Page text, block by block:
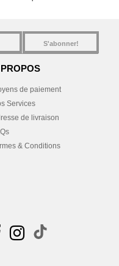
S'abonner!
de paiement
Services
de livraison
& Conditions